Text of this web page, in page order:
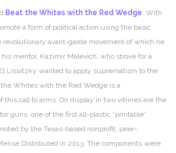
Beat the Whites with the Red Wedge. With
a form of political action using the basic
avant-garde movement of which he
mentor, Kazimir Malevich, who strove for a
Lissitzky wanted to apply suprematism to the
Whites with the Red Wedge is a
this call to arms. On display in two vitrines are the
guns, one of the first all-plastic “printable”
by the Texas-based nonprofit, peer-
Distributed in 2013. The components were